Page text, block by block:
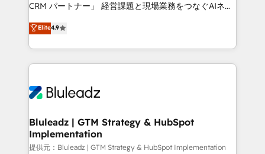
CRM パートナー」 経営課題と現場業務をつなぐAIネイ
ティブ・エージェンシーとして、HubSpot Eliteの実装
力で顧客フロント業務を再設計します。 💡 100inc は何
をする会社か？ HubSpotを共通基盤に、AIエージェン
トを組み込んだ顧客フロント業務（マーケティング・営
ィブ・エージェンシーです。事業部・グループ会社・部
を、CRMを軸とした全社共通基盤に再構築します。意
思決定者・PMO・現場担当者に並走します。 1️⃣
HubSpot導入・活用支援 顧客データの一元化から、
Elite4.9
Bluleadz | GTM Strategy & HubSpot
Implementation
提供元：Bluleadz | GTM Strategy & HubSpot Implementation